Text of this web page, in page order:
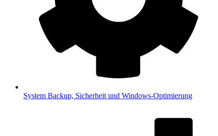
System Backup, Sicherheit und Windows-Optimierung